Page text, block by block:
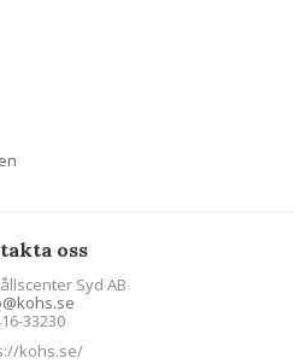
oss
Syd AB
33230
kohs.se/